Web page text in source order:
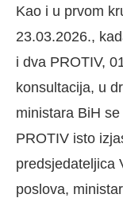
Kao i u prvom
23.03.2026.,
i dva PROTIV,
konsultacija, u
ministara BiH
PROTIV isto
predsjedateljica
poslova,